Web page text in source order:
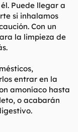
Puede llegar a
si inhalamos
Con un
la limpieza de
entrar en la
amoníaco hasta
o acabarán